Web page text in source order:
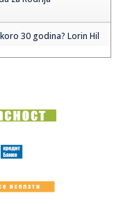
30 godina? Lorin Hil
posao vredan više od
Ekipe JKP Naisus
Rover Defender